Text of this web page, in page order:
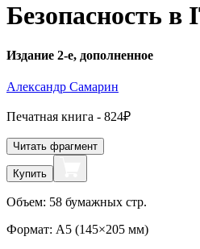
Безопасность в
Издание 2-е, дополненное
Александр Самарин
Печатная книга - 824₽
Читать фрагмент
Купить
Объем: 58 бумажных стр.
Формат: A5 (145×205 мм)